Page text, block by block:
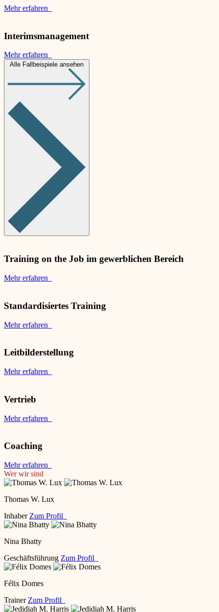
Mehr erfahren
Interimsmanagement
Mehr erfahren
Alle Fallbeispiele ansehen
Training on the Job im gewerblichen Bereich
Mehr erfahren
Standardisiertes Training
Mehr erfahren
Leitbilderstellung
Mehr erfahren
Vertrieb
Mehr erfahren
Coaching
Mehr erfahren
Wer wir sind
Thomas W. Lux
Inhaber Zum Profil
Nina Bhatty
Geschäftsführung Zum Profil
Félix Domes
Trainer Zum Profil